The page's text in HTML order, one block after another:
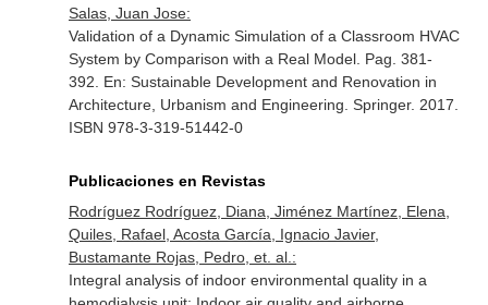
Salas, Juan Jose:
Validation of a Dynamic Simulation of a Classroom HVAC
System by Comparison with a Real Model. Pag. 381-
392. En: Sustainable Development and Renovation in
Architecture, Urbanism and Engineering . Springer. 2017.
ISBN 978-3-319-51442-0
Publicaciones en Revistas
Rodríguez Rodríguez, Diana, Jiménez Martínez, Elena,
Quiles, Rafael, Acosta García, Ignacio Javier,
Bustamante Rojas, Pedro, et. al.:
Integral analysis of indoor environmental quality in a